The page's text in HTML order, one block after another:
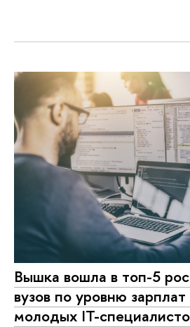
Вышка вошла в топ-5
вузов по уровню
молодых IT-